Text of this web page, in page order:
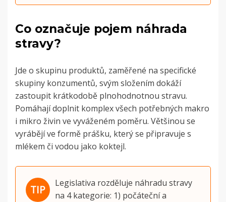
Co označuje pojem náhrada
stravy?
Jde o skupinu produktů, zaměřené na specifické
skupiny konzumentů, svým složením dokáží
zastoupit krátkodobě plnohodnotnou stravu.
Pomáhají doplnit komplex všech potřebných makro
i mikro živin ve vyváženém poměru. Většinou se
vyrábějí ve formě prášku, který se připravuje s
mlékem či vodou jako koktejl.
Legislativa rozděluje náhradu stravy
na 4 kategorie: 1) počáteční a